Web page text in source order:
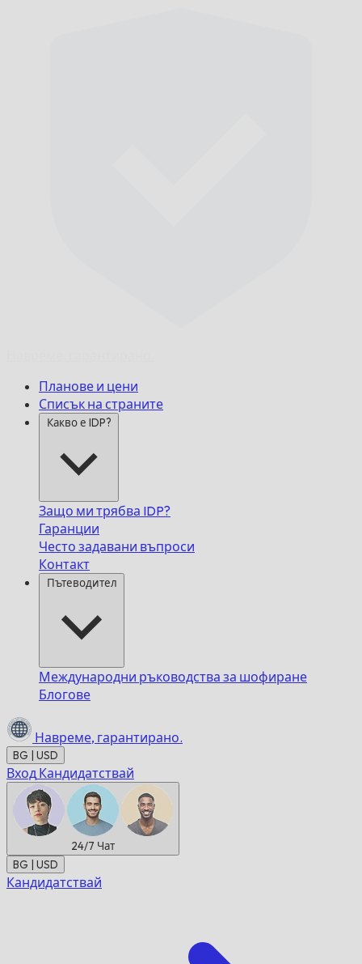
Планове и цени
Списък на страните
Какво е IDP?
Защо ми трябва IDP?
Гаранции
Често задавани въпроси
Контакт
Пътеводител
Международни ръководства за шофиране
Блогове
Навреме, гарантирано.
BG | USD
Вход Кандидатствай
24/7 Чат
BG | USD
Кандидатствай